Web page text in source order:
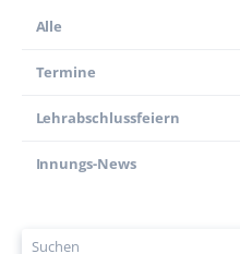
Alle
Termine
Lehr­abschluss­feiern
Innungs-News